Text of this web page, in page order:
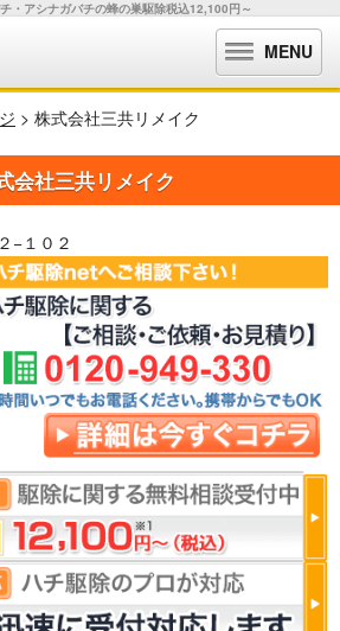
・アシナガバチの蜂の巣駆除税込12,100円～
MENU
> 株式会社三共リメイク
会社三共リメイク
−１０２